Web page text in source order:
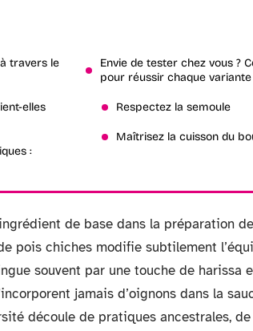
travers le
elles
:
Envie de tester chez vous ?
pour réussir chaque variante
Respectez la semoule
Maîtrisez la cuisson du
de base dans la préparation
pois chiches modifie subtilement
souvent par une touche de harissa
jamais d’oignons dans la
découle de pratiques ancestrales,